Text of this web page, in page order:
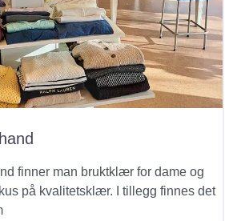
finner man bruktklær for dame og
på kvalitetsklær. I tillegg finnes det